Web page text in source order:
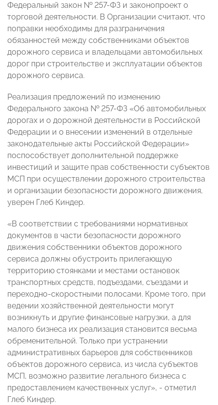
Федеральный закон № 257-ФЗ и законопроект о
торговой деятельности. В Организации считают, что
поправки необходимы для разграничения
обязанностей между собственниками объектов
дорожного сервиса и владельцами автомобильных
дорог при строительстве и эксплуатации объектов
дорожного сервиса.
Реализация предложений по изменению
Федерального закона № 257-ФЗ «Об автомобильных
дорогах и о дорожной деятельности в Российской
Федерации и о внесении изменений в отдельные
законодательные акты Российской Федерации»
поспособствует дополнительной поддержке
инвестиций и защите прав собственности субъектов
МСП при осуществлении дорожного строительства
и организации безопасности дорожного движения,
уверен Глеб Киндер.
«В соответствии с требованиями нормативных
документов в части безопасности дорожного
движения собственники объектов дорожного
сервиса должны обустроить прилегающую
территорию стоянками и местами остановок
транспортных средств, подъездами, съездами и
переходно-скоростными полосами. Кроме того, при
ведении хозяйственной деятельности могут
возникнуть и другие финансовые нагрузки, а для
малого бизнеса их реализация становится весьма
обременительной. Только при устранении
административных барьеров для собственников
объектов дорожного сервиса, из числа субъектов
МСП, возможно развитие легального бизнеса с
предоставлением качественных услуг», - отметил
Глеб Киндер.